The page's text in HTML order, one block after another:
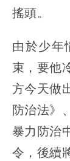
搖頭。
由於少年
束，要他
方今天做
防治法》
暴力防治
令，後續